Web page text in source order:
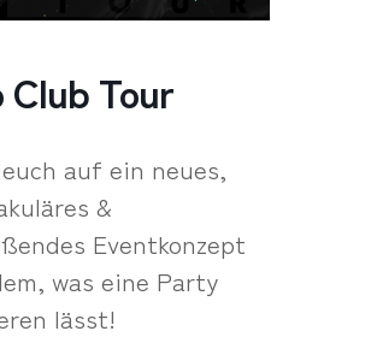
Club Tour
auf ein neues,
&
Eventkonzept
was eine Party
lässt!